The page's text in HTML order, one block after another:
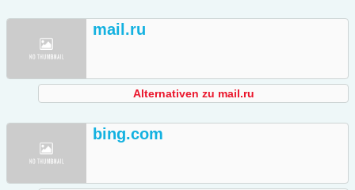
mail.ru
Alternativen zu mail.ru
bing.com